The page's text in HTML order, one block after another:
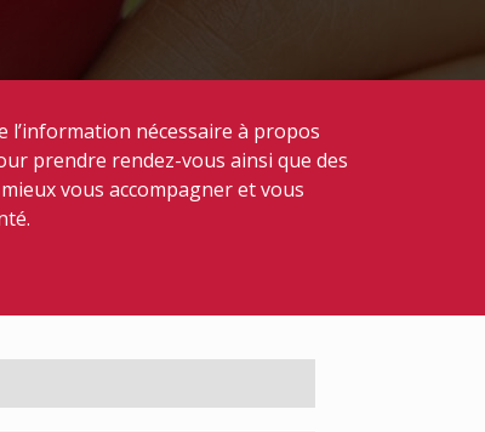
nécessaire à propos
prendre rendez-vous ainsi que des
vous accompagner et vous